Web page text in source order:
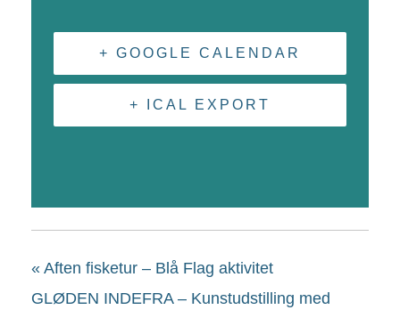
+ GOOGLE CALENDAR
+ ICAL EXPORT
« Aften fisketur – Blå Flag aktivitet
GLØDEN INDEFRA – Kunstudstilling med